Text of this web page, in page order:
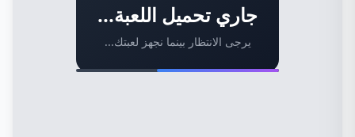
جاري تحميل اللعبة...
يرجى الانتظار بينما نجهز لعبتك...